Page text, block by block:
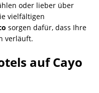
oder lieber über
vielfältigen
sorgen dafür, dass Ihre
verläuft.
auf Cayo